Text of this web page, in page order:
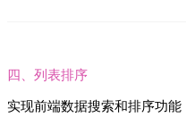
四、列表排序
实现前端数据搜索和排序功能